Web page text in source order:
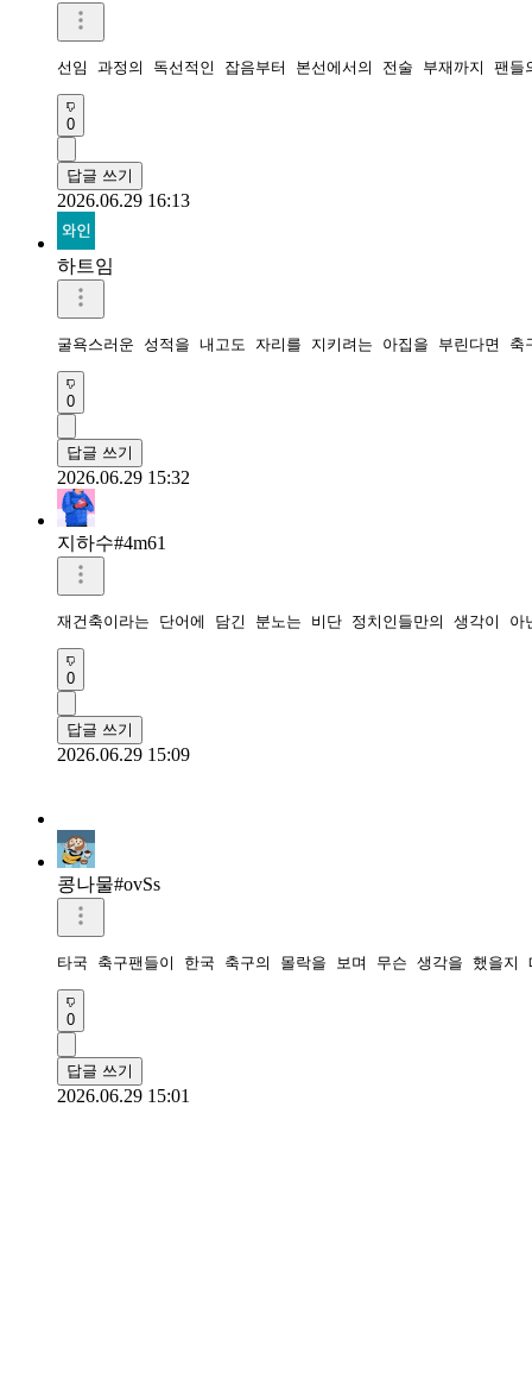
선임 과정의 독선적인 잡음부터 본선에서의 전술 부재까지 팬
0
답글 쓰기
2026.06.29 16:13
하트임
굴욕스러운 성적을 내고도 자리를 지키려는 아집을 부린다면
0
답글 쓰기
2026.06.29 15:32
지하수#4m61
재건축이라는 단어에 담긴 분노는 비단 정치인들만의 생각이
0
답글 쓰기
2026.06.29 15:09
콩나물#ovSs
타국 축구팬들이 한국 축구의 몰락을 보며 무슨 생각을 했을지
0
답글 쓰기
2026.06.29 15:01